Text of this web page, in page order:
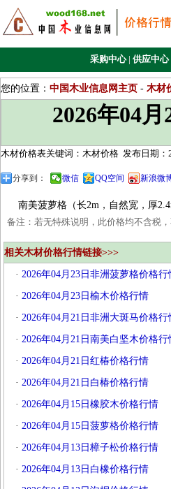
采购中心 | 供应中心
您的位置： 中国木业信息网主页 - 木材
2026年04
木材价格表关键词：木材价格 发布日期：
分享到： 微信 QQ空间 新浪微
南美菠萝格（长2m，自然宽，厚
备注：若无特殊说明，此价格均不含税，
相关木材价格行情链接>>>
· 2026年04月23日非洲菠萝格价格行
· 2026年04月23日榆木价格行情
· 2026年04月21日非洲大斑马价格行
· 2026年04月21日南美白坚木价格行
· 2026年04月21日红椿价格行情
· 2026年04月21日白椿价格行情
· 2026年04月15日橡胶木价格行情
· 2026年04月15日菠萝格价格行情
· 2026年04月13日樟子松价格行情
· 2026年04月13日白橡价格行情